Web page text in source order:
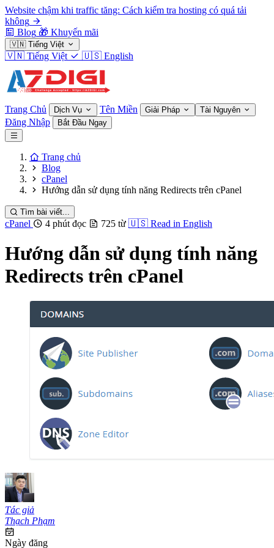
Website chậm khi traffic tăng: Cách kiểm tra hosting có quá tải
không
Blog 🎁 Khuyến mãi
🇻🇳 Tiếng Việt
🇻🇳 Tiếng Việt 🇺🇸 English
Trang Chủ Dịch Vụ Tên Miền Giải Pháp Tài Nguyên
Đăng Nhập Bắt Đầu Ngay
Trang chủ
Blog
cPanel
Hướng dẫn sử dụng tính năng Redirects trên cPanel
Tìm bài viết...
cPanel 4 phút đọc 725 từ 🇺🇸 Read in English
Hướng dẫn sử dụng tính năng
Redirects trên cPanel
Tác giả
Thạch Phạm
Ngày đăng